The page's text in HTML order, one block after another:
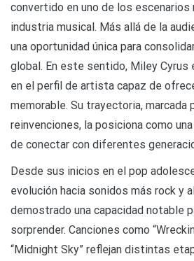
convertido en uno de los
industria musical. Más allá de la
una oportunidad única para
global. En este sentido, Miley Cyrus
en el perfil de artista capaz de
memorable. Su trayectoria, marcada
reinvenciones, la posiciona como
de conectar con diferentes
Desde sus inicios en el pop
evolución hacia sonidos más rock y
demostrado una capacidad notable
sorprender. Canciones como
“Midnight Sky” reflejan distintas